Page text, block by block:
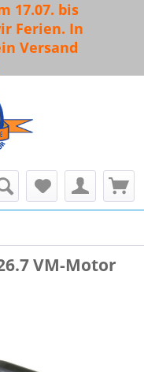
17.07. bis
Ferien. In
Versand
VM-Motor